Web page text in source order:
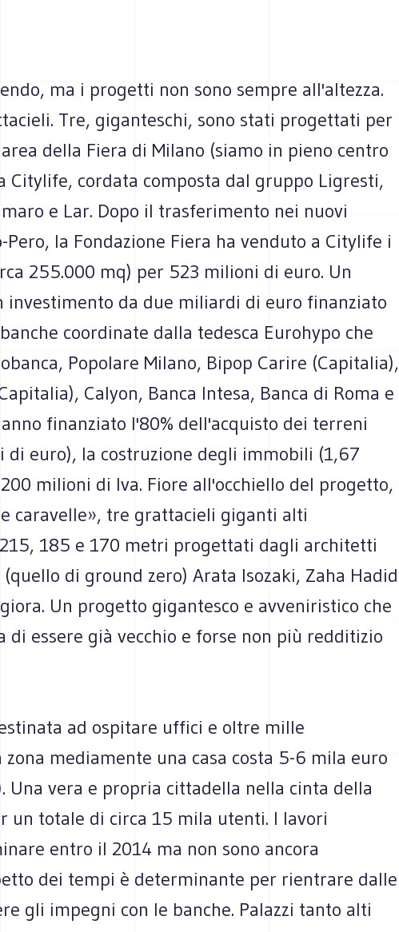
ma i progetti non sono sempre all'altezza.
Tre, giganteschi, sono stati progettati per
della Fiera di Milano (siamo in pieno centro
Citylife, cordata composta dal gruppo Ligresti,
e Lar. Dopo il trasferimento nei nuovi
la Fondazione Fiera ha venduto a Citylife i
255.000 mq) per 523 milioni di euro. Un
investimento da due miliardi di euro finanziato
coordinate dalla tedesca Eurohypo che
Popolare Milano, Bipop Carire (Capitalia),
Calyon, Banca Intesa, Banca di Roma e
finanziato l'80% dell'acquisto dei terreni
di euro), la costruzione degli immobili (1,67
milioni di Iva. Fiore all'occhiello del progetto,
caravelle», tre grattacieli giganti alti
185 e 170 metri progettati dagli architetti
di ground zero) Arata Isozaki, Zaha Hadid
Un progetto gigantesco e avveniristico che
di essere già vecchio e forse non più redditizio
ad ospitare uffici e oltre mille
mediamente una casa costa 5-6 mila euro
Una vera e propria cittadella nella cinta della
un totale di circa 15 mila utenti. I lavori
entro il 2014 ma non sono ancora
dei tempi è determinante per rientrare dalle
gli impegni con le banche. Palazzi tanto alti